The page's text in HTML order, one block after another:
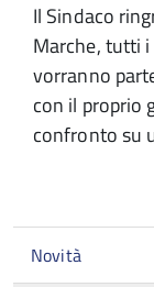
Il Sindaco
Marche, tutti
vorranno
con il proprio
confronto su
Novità